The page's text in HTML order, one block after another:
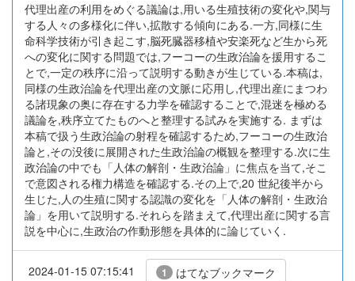
代理出産の利用をめぐる議論は,用いる生殖技術の変化や,関与
する人々の多様化に伴い,拡散する傾向にある.一方,同様に生
命科学技術が引き起こす,脳死臓器移植や安楽死など生から死
への変化に関する問題では,フーコーの生政治論を援用するこ
とで,一定の秩序に沿って説明する動きが生じている.本稿は,
同様の生政治論を代理出産の文脈に応用し,代理出産にまつわ
る諸現象の奥に存在する力学を確認することで,混迷を極める
議論を,秩序立てたものへと整理する試みを実施する. まずは
本稿で扱う生政治論の射程を確認するため,フーコーの生政治
論と,その没後に展開された生政治論の概観を整理する.次に生
政治論の中でも「人体の解剖・生政治論」に焦点を当て,そこ
で意図される権力構造を確認する.その上で,20 世紀後半から
生じた,人の生殖に関する認識の変化を「人体の解剖・生政治
論」を用いて説明する.それらを踏まえて,代理出産に関する言
説を中心に,生政治の作動形態を具体的に論じていく.
2024-01-15 07:15:41 1 はてなブックマーク